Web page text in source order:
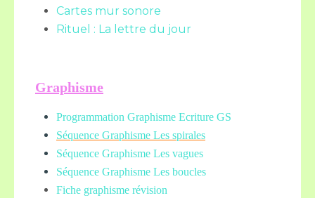
Cartes mur sonore
Rituel : La lettre du jour
Graphisme
Programmation Graphisme Ecriture GS
Séquence Graphisme Les spirales
Séquence Graphisme Les vagues
Séquence Graphisme Les boucles
Fiche graphisme révision